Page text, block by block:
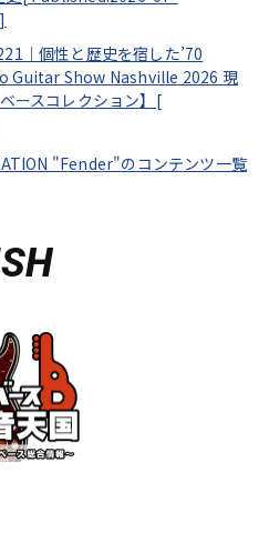
]
｜個性と歴史を宿した’70
Guitar Show Nashville 2026 現
ースコレクション】[
"Fender"のコンテンツ一覧